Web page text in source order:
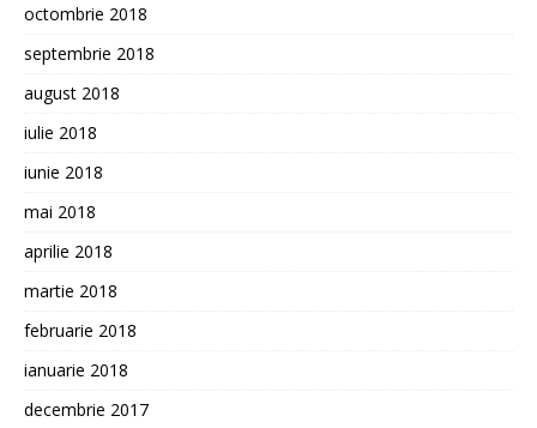
octombrie 2018
septembrie 2018
august 2018
iulie 2018
iunie 2018
mai 2018
aprilie 2018
martie 2018
februarie 2018
ianuarie 2018
decembrie 2017